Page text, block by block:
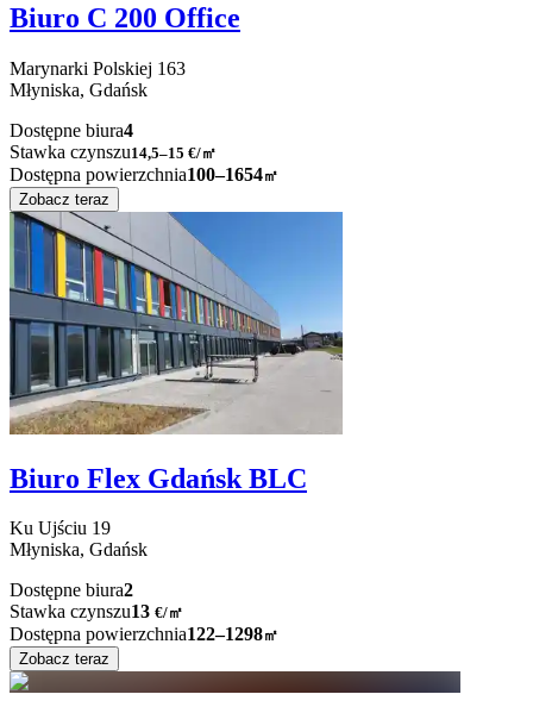
Biuro C 200 Office
Marynarki Polskiej 163
Młyniska, Gdańsk
Dostępne biura4
Stawka czynszu14,5–15 €/㎡
Dostępna powierzchnia100–1654㎡
Zobacz teraz
Biuro Flex Gdańsk BLC
Ku Ujściu 19
Młyniska, Gdańsk
Dostępne biura2
Stawka czynszu13 €/㎡
Dostępna powierzchnia122–1298㎡
Zobacz teraz